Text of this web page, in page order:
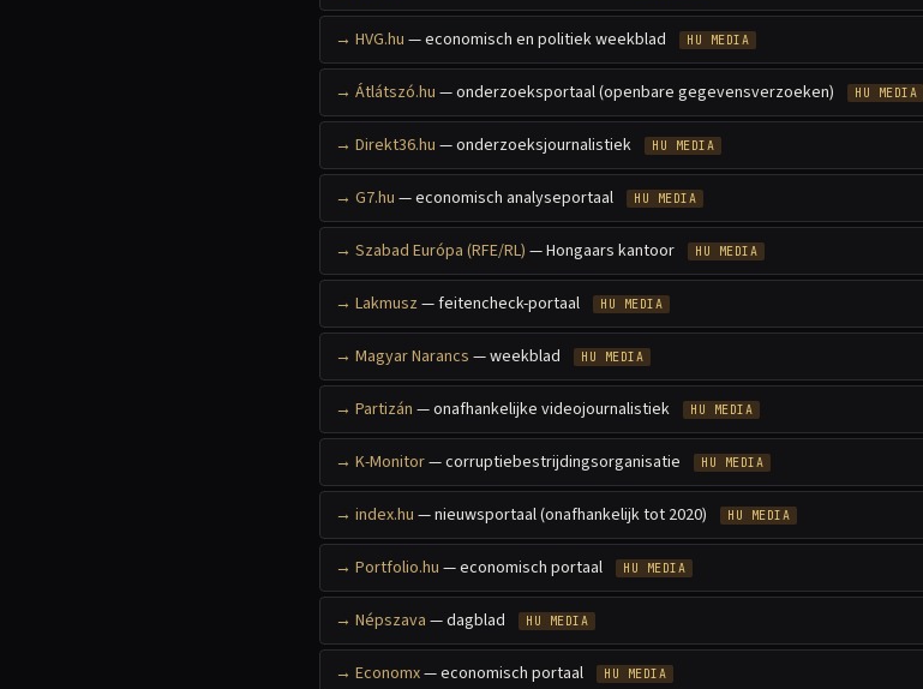
HVG.hu — economisch en politiek weekblad HU MEDIA
Átlátszó.hu — onderzoeksportaal (openbare gegevensverzoeken) HU MEDIA
Direkt36.hu — onderzoeksjournalistiek HU MEDIA
G7.hu — economisch analyseportaal HU MEDIA
Szabad Európa (RFE/RL) — Hongaars kantoor HU MEDIA
Lakmusz — feitencheck-portaal HU MEDIA
Magyar Narancs — weekblad HU MEDIA
Partizán — onafhankelijke videojournalistiek HU MEDIA
K-Monitor— corruptiebestrijdingsorganisatie HU MEDIA
index.hu — nieuwsportaal (onafhankelijk tot 2020) HU MEDIA
Portfolio.hu — economisch portaal HU MEDIA
Népszava — dagblad HU MEDIA
Economx— economisch portaal HU MEDIA